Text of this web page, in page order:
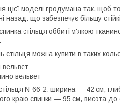
цієї моделі продумана так, щоб
назад, що забезпечує більшу
стільця оббиті м'якою
можна купити в таких
вельвет
вельвет
N-66-2: ширина — 42 см,
краю спинки — 95 см, висота